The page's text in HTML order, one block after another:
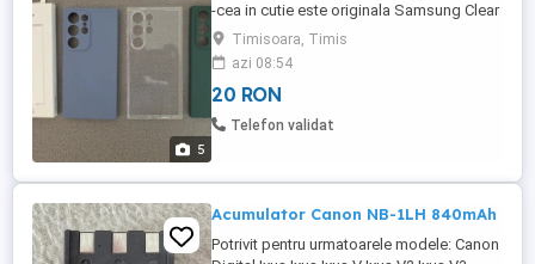
5
-cea in cutie este originala Samsung Clear
Case noua, nefolosita. 50lei -celelalte 3
(transparenta , verde, albastra) sunt 20lei
bucata
Timisoara, Timis
azi 08:54
20 RON
Telefon validat
Acumulator Canon NB-1LH 840mAh
Potrivit pentru urmatoarele modele: Canon